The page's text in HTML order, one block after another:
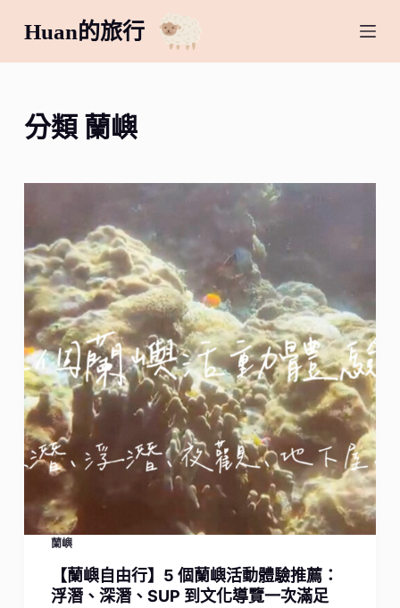
跳
至
主
內
容
Huan的旅行
分類蘭嶼
蘭嶼
【蘭嶼自由行】5 個蘭嶼活動體驗推薦：
浮潛、深潛、SUP 到文化導覽一次滿足